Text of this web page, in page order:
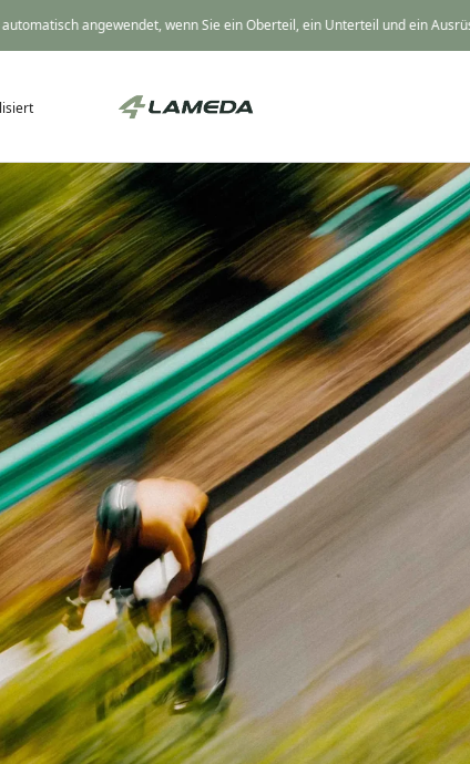
automatisch angewendet, wenn Sie ein Oberteil, ein Unterteil und ein